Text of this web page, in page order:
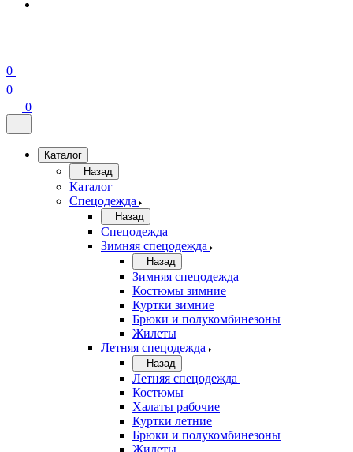
0
0
0
Каталог
Назад
Каталог
Спецодежда
Назад
Спецодежда
Зимняя спецодежда
Назад
Зимняя спецодежда
Костюмы зимние
Куртки зимние
Брюки и полукомбинезоны
Жилеты
Летняя спецодежда
Назад
Летняя спецодежда
Костюмы
Халаты рабочие
Куртки летние
Брюки и полукомбинезоны
Жилеты